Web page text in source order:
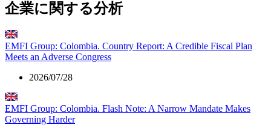
企業に関する分析
EMFI Group: Colombia. Country Report: A Credible Fiscal Plan
Meets an Adverse Congress
2026/07/28
EMFI Group: Colombia. Flash Note: A Narrow Mandate Makes
Governing Harder